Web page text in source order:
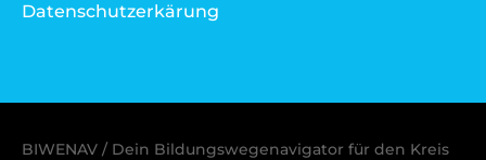
Datenschutzerkärung
BIWENAV / Dein Bildungswegenavigator für den Kreis